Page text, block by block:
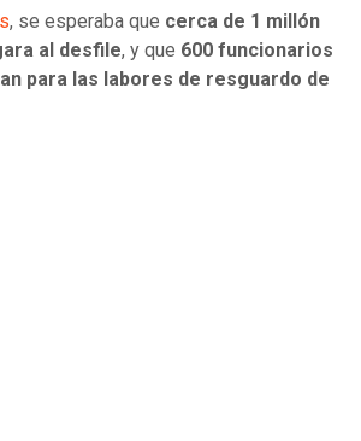
, se esperaba que cerca de 1 millón
al desfile, y que 600 funcionarios
para las labores de resguardo de